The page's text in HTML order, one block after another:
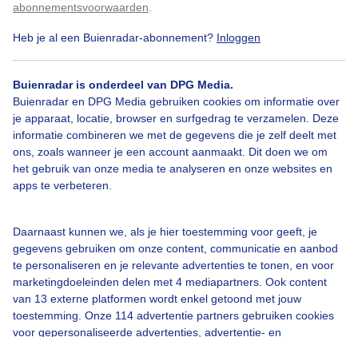
abonnementsvoorwaarden
Heb je al een Buienradar-abonnement? Inloggen
Buienradar is onderdeel van DPG Media.
Buienradar en DPG Media gebruiken cookies om informatie over
je apparaat, locatie, browser en surfgedrag te verzamelen. Deze
informatie combineren we met de gegevens die je zelf deelt met
ons, zoals wanneer je een account aanmaakt. Dit doen we om
het gebruik van onze media te analyseren en onze websites en
apps te verbeteren.
Daarnaast kunnen we, als je hier toestemming voor geeft, je
gegevens gebruiken om onze content, communicatie en aanbod
te personaliseren en je relevante advertenties te tonen, en voor
marketingdoeleinden delen met 4 mediapartners. Ook content
van 13 externe platformen wordt enkel getoond met jouw
toestemming. Onze 114 advertentie partners gebruiken cookies
voor gepersonaliseerde advertenties, advertentie- en
Over Buienradar
Bedrijfsgegevens
Veelgestelde vragen
Contact
Gebruikersvoorwaarden
Adverteren
Buienradar Team
Privacy beleid